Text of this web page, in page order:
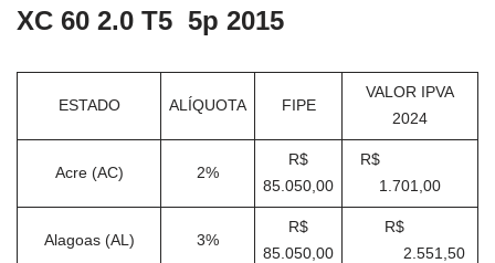
XC 60 2.0 T5 5p 2015
ESTADO ALÍQUOTA FIPE
VALOR IPVA
2024
Acre (AC) 2%
R$
85.050,00
R$
1.701,00
Alagoas (AL) 3%
R$
85.050,00
R$
2.551,50